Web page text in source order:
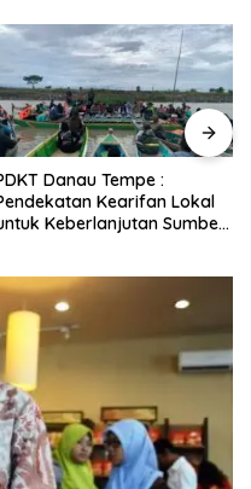
Cara Mengatasi Penyakit
PMK pada Sapi Perah Secara
Alami dan Medis